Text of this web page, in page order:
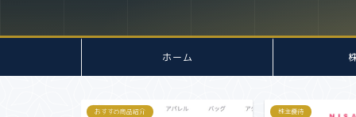
ホーム
おすすめ商品紹介 株主優待